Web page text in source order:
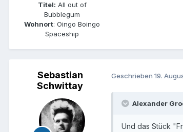
Titel: All out of
Bubblegum
Wohnort: Oingo Boingo
Spaceship
Sebastian
Schwittay
Geschrieben 19.
Alexander
Und das Stück